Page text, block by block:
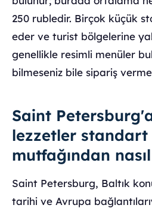
250 rubledir. Birçok küçük
eder ve turist bölgelerine
genellikle resimli menüler
bilmeseniz bile sipariş
Saint
lezzetler standart
mutfağından
Saint Petersburg, Baltık
tarihi ve Avrupa